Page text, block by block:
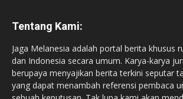
Tentang Kami:
Jaga Melanesia adalah portal berita khusus
dan Indonesia secara umum. Karya-karya
berupaya menyajikan berita terkini seputar
yang dapat menambah referensi pembaca